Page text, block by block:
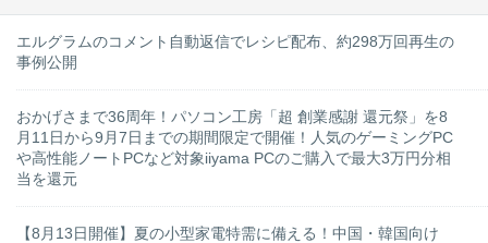
エルグラムのコメント自動返信でレシピ配布、約298万回再生の
事例公開
おかげさまで36周年！パソコン工房「超 創業感謝 還元祭」を8
月11日から9月7日までの期間限定で開催！人気のゲーミングPC
や高性能ノートPCなど対象iiyama PCのご購入で最大3万円分相
当を還元
【8月13日開催】夏の小型家電特需に備える！中国・韓国向け